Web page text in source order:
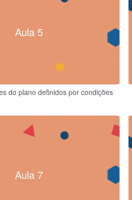
Aula 5
do plano definidos por condições
Aula 7